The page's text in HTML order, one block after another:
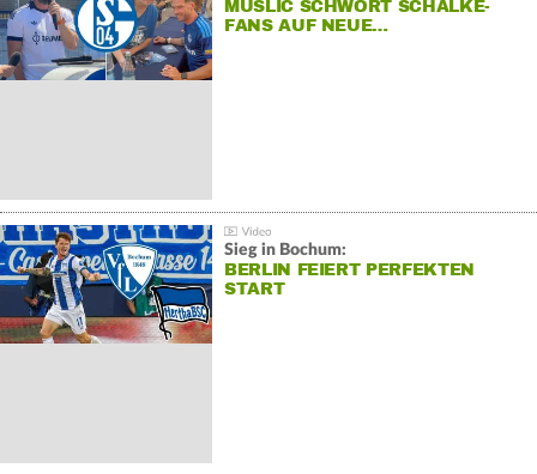
MUSLIC SCHWÖRT SCHALKE-
FANS AUF NEUE…
Sieg in Bochum:
BERLIN FEIERT PERFEKTEN
START